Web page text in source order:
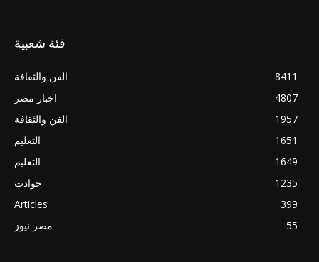
فئة شعبية
الفن والثقافة
8411
اخبار مصر
4807
الفن والثقافة
1957
التعليم
1651
التعليم
1649
حوادث
1235
Articles
399
مصر نيوز
55